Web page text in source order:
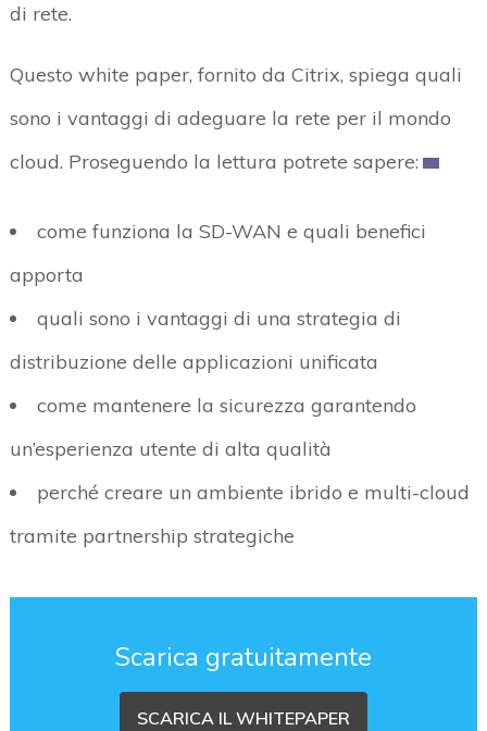
di rete.
Questo white paper, fornito da Citrix, spiega quali
sono i vantaggi di adeguare la rete per il mondo
cloud. Proseguendo la lettura potrete sapere:
come funziona la SD-WAN e quali benefici
apporta
quali sono i vantaggi di una strategia di
distribuzione delle applicazioni unificata
come mantenere la sicurezza garantendo
un’esperienza utente di alta qualità
perché creare un ambiente ibrido e multi-cloud
tramite partnership strategiche
Scarica gratuitamente
SCARICA IL WHITEPAPER